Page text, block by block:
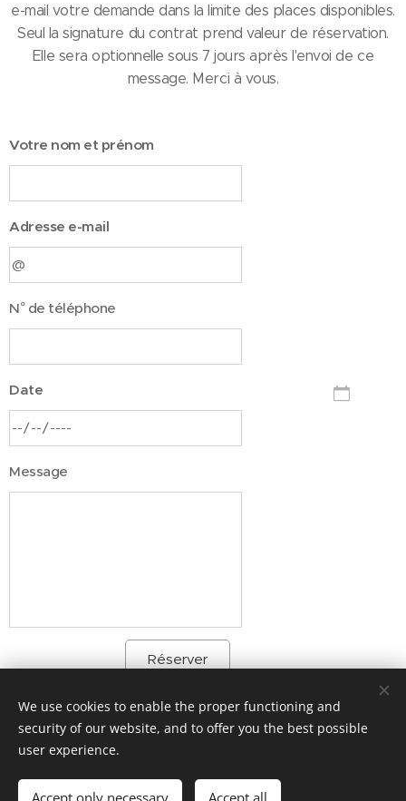
e-mail votre demande dans la limite des places disponibles.
Seul la signature du contrat prend valeur de réservation.
Elle sera optionnelle sous 7 jours après l'envoi de ce
message. Merci à vous.
Votre nom et prénom
Adresse e-mail
N° de téléphone
Date
Message
Réserver
Powered by
Languages
We use cookies to enable the proper functioning and
security of our website, and to offer you the best possible
user experience.
Accept only necessary Accept all